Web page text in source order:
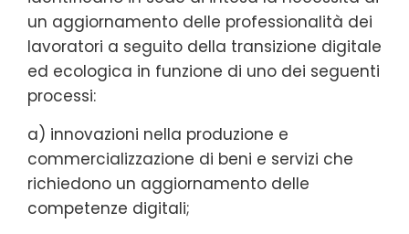
un aggiornamento delle professionalità dei
lavoratori a seguito della transizione digitale
ed ecologica in funzione di uno dei seguenti
processi:
a) innovazioni nella produzione e
commercializzazione di beni e servizi che
richiedono un aggiornamento delle
competenze digitali;